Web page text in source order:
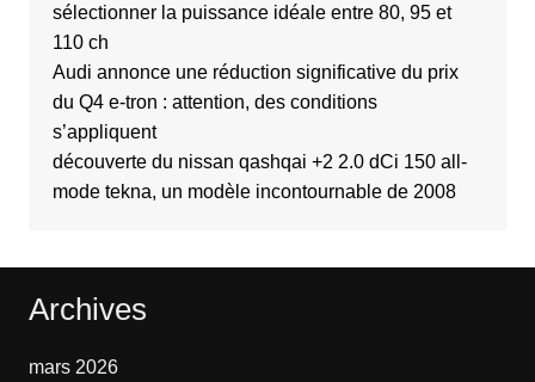
sélectionner la puissance idéale entre 80, 95 et
110 ch
Audi annonce une réduction significative du prix
du Q4 e-tron : attention, des conditions
s’appliquent
découverte du nissan qashqai +2 2.0 dCi 150 all-
mode tekna, un modèle incontournable de 2008
Archives
mars 2026